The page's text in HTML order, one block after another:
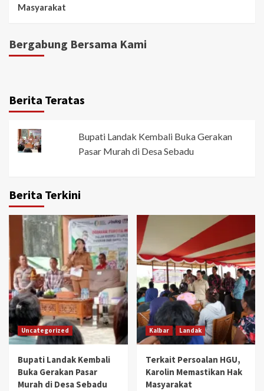
Masyarakat
Bergabung Bersama Kami
Berita Teratas
Bupati Landak Kembali Buka Gerakan
Pasar Murah di Desa Sebadu
Berita Terkini
Uncategorized
Bupati Landak Kembali
Buka Gerakan Pasar
Murah di Desa Sebadu
Kalbar Landak
Terkait Persoalan HGU,
Karolin Memastikan Hak
Masyarakat